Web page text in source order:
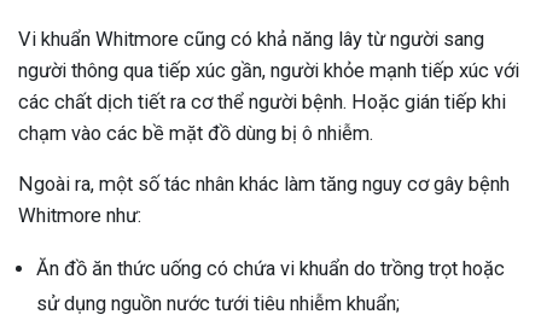
Vi khuẩn Whitmore cũng có khả năng lây từ người sang
người thông qua tiếp xúc gần, người khỏe mạnh tiếp xúc với
các chất dịch tiết ra cơ thể người bệnh. Hoặc gián tiếp khi
chạm vào các bề mặt đồ dùng bị ô nhiễm.
Ngoài ra, một số tác nhân khác làm tăng nguy cơ gây bệnh
Whitmore như:
Ăn đồ ăn thức uống có chứa vi khuẩn do trồng trọt hoặc
sử dụng nguồn nước tưới tiêu nhiễm khuẩn;